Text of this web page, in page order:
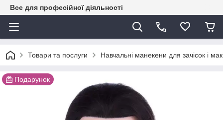
Все для професійної діяльності
Товари та послуги Навчальні манекени для зачісок і
Подарунок